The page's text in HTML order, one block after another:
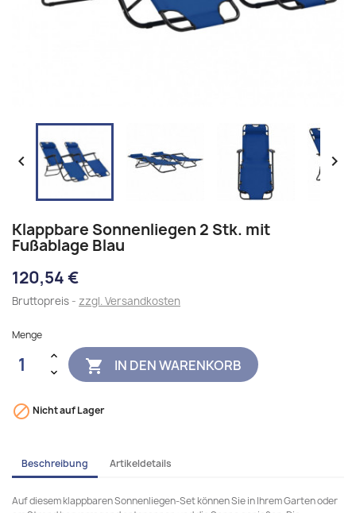
 
Klappbare Sonnenliegen 2 Stk. mit
Fußablage Blau
120,54 €
Bruttopreis zzgl. Versandkosten
Menge
 IN DEN WARENKORB
 Nicht auf Lager
Beschreibung Artikeldetails
Auf diesem klappbaren Sonnenliegen-Set können Sie in Ihrem Garten oder